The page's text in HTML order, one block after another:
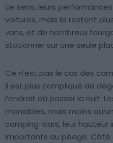
ce sens, leurs
voitures, mais ils restent
vans, et de nombreux
stationner sur une seule
Ce n’est pas le cas des
il est plus compliqué de
l’endroit où passer la nuit.
maniables, mais moins
camping-cars, leur hauteur
importants au péage. Côté